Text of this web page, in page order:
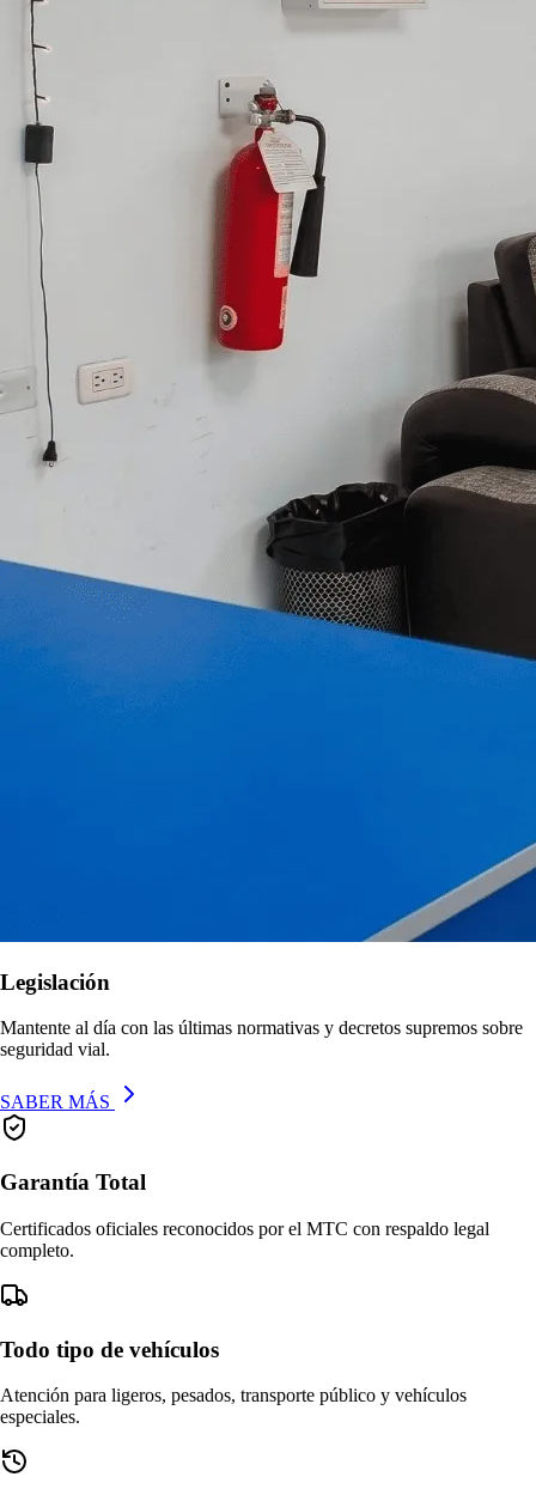
Legislación
Mantente al día con las últimas normativas y decretos supremos sobre
seguridad vial.
SABER MÁS
Garantía Total
Certificados oficiales reconocidos por el MTC con respaldo legal
completo.
Todo tipo de vehículos
Atención para ligeros, pesados, transporte público y vehículos
especiales.